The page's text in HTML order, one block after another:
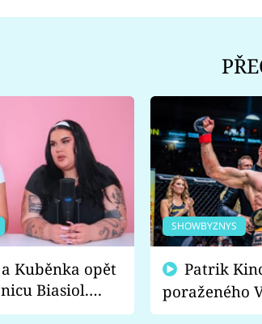
Kuběnka opět
Biasiol.
falešná a
SHOWBYZNYS
poraženého
fanoušci